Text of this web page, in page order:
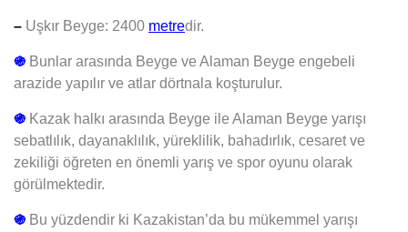
– Uşkır Beyge: 2400 metredir.
֍ Bunlar arasında Beyge ve Alaman Beyge engebeli
arazide yapılır ve atlar dörtnala koşturulur.
֍ Kazak halkı arasında Beyge ile Alaman Beyge yarışı
sebatlılık, dayanaklılık, yüreklilik, bahadırlık, cesaret ve
zekiliği öğreten en önemli yarış ve spor oyunu olarak
görülmektedir.
֍ Bu yüzdendir ki Kazakistan’da bu mükemmel yarışı